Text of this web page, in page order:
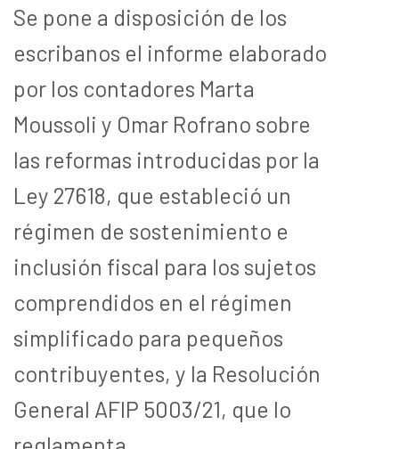
Se pone a disposición de los
escribanos el informe elaborado
por los contadores Marta
Moussoli y Omar Rofrano sobre
las reformas introducidas por la
Ley 27618, que estableció un
régimen de sostenimiento e
inclusión fiscal para los sujetos
comprendidos en el régimen
simplificado para pequeños
contribuyentes, y la Resolución
General AFIP 5003/21, que lo